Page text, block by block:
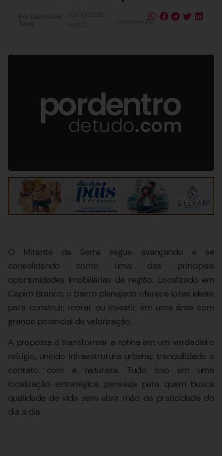
Compartilhe
O Mirante da Serra segue avançando e se
consolidando como uma das principais
oportunidades imobiliárias da região. Localizado em
Capim Branco, o bairro planejado oferece lotes ideais
para construir, morar ou investir, em uma área com
grande potencial de valorização.
A proposta é transformar a rotina em um verdadeiro
refúgio, unindo infraestrutura urbana, tranquilidade e
contato com a natureza. Tudo isso em uma
localização estratégica, pensada para quem busca
qualidade de vida sem abrir mão da praticidade do
dia a dia.